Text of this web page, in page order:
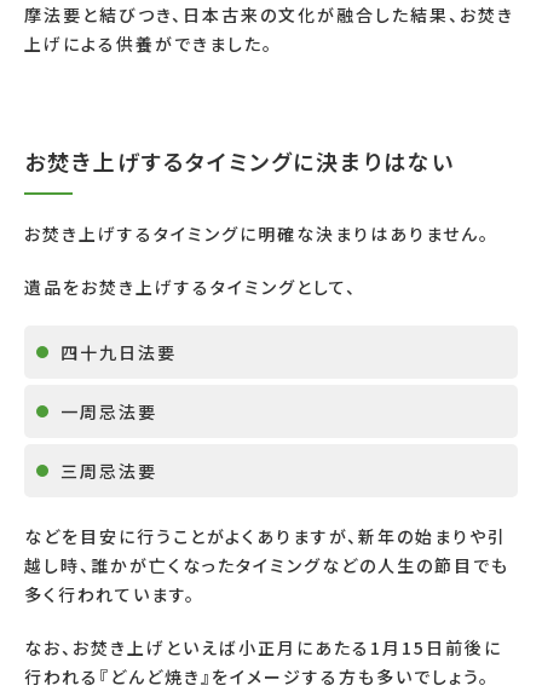
摩法要と結びつき、日本古来の文化が融合した結果、お焚き
上げによる供養ができました。
お焚き上げするタイミングに決まりはない
お焚き上げするタイミングに明確な決まりはありません。
遺品をお焚き上げするタイミングとして、
四十九日法要
一周忌法要
三周忌法要
などを目安に行うことがよくありますが、新年の始まりや引
越し時、誰かが亡くなったタイミングなどの人生の節目でも
多く行われています。
なお、お焚き上げといえば小正月にあたる1月15日前後に
行われる『どんど焼き』をイメージする方も多いでしょう。